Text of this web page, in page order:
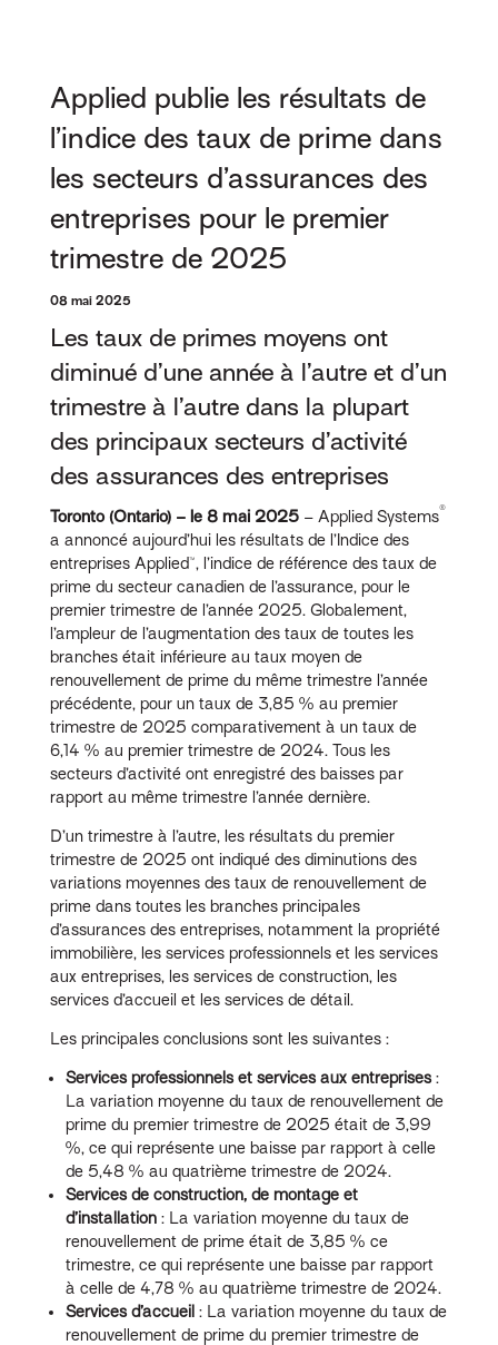
Applied publie les résultats de
l’indice des taux de prime dans
les secteurs d’assurances des
entreprises pour le premier
trimestre de 2025
08 mai 2025
Les taux de primes moyens ont
diminué d’une année à l’autre et d’un
trimestre à l’autre dans la plupart
des principaux secteurs d’activité
des assurances des entreprises
Toronto (Ontario) – le 8 mai 2025 – Applied Systems®
a annoncé aujourd’hui les résultats de l’Indice des
entreprises Applied™, l’indice de référence des taux de
prime du secteur canadien de l’assurance, pour le
premier trimestre de l’année 2025. Globalement,
l’ampleur de l’augmentation des taux de toutes les
branches était inférieure au taux moyen de
renouvellement de prime du même trimestre l’année
précédente, pour un taux de 3,85 % au premier
trimestre de 2025 comparativement à un taux de
6,14 % au premier trimestre de 2024. Tous les
secteurs d’activité ont enregistré des baisses par
rapport au même trimestre l’année dernière.
D’un trimestre à l’autre, les résultats du premier
trimestre de 2025 ont indiqué des diminutions des
variations moyennes des taux de renouvellement de
prime dans toutes les branches principales
d’assurances des entreprises, notamment la propriété
immobilière, les services professionnels et les services
aux entreprises, les services de construction, les
services d’accueil et les services de détail.
Les principales conclusions sont les suivantes :
Services professionnels et services aux entreprises:
La variation moyenne du taux de renouvellement de
prime du premier trimestre de 2025 était de 3,99
%, ce qui représente une baisse par rapport à celle
de 5,48 % au quatrième trimestre de 2024.
Services de construction, de montage et
d’installation : La variation moyenne du taux de
renouvellement de prime était de 3,85 % ce
trimestre, ce qui représente une baisse par rapport
à celle de 4,78 % au quatrième trimestre de 2024.
Services d’accueil : La variation moyenne du taux de
renouvellement de prime du premier trimestre de